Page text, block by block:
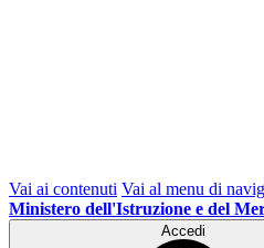
Vai ai contenuti Vai al menu di
Ministero dell'Istruzione e del
Accedi